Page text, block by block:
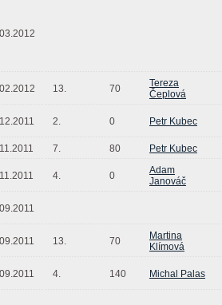
13. 70
Tereza
Čeplová
2. 0 Petr Kubec
7. 80
Petr Kubec
4. 0
Adam
Janováč
13. 70
Martina
Klímová
4. 140 Michal Palas